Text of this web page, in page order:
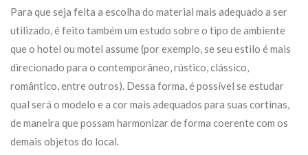
Para que seja feita a escolha do material mais adequado a ser
utilizado, é feito também um estudo sobre o tipo de ambiente
que o hotel ou motel assume (por exemplo, se seu estilo é mais
direcionado para o contemporâneo, rústico, clássico,
romântico, entre outros). Dessa forma, é possível se estudar
qual será o modelo e a cor mais adequados para suas cortinas,
de maneira que possam harmonizar de forma coerente com os
demais objetos do local.